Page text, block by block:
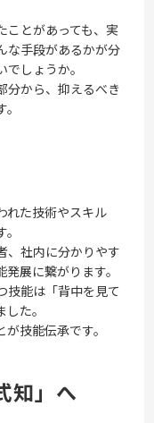
ことがあっても、実
な手段があるかが分
しょうか。
分から、抑えるべき
れた技術やスキル
、社内に分かりやす
展に繋がります。
技能は「背中を見て
た。
技能伝承です。
知」へ